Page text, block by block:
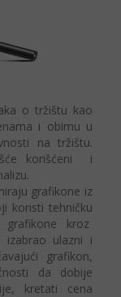
o tržištu kao
i obimu u
na tržištu.
korišćeni i
grafikone iz
koristi tehničku
kroz
izabrao ulazni i
grafikon,
da dobije
kretati cena